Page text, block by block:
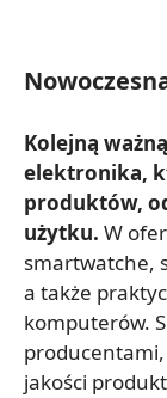
Kolejną
elektronika,
produktów,
użytku. W
smartwatche,
a także
komputerów.
jakości